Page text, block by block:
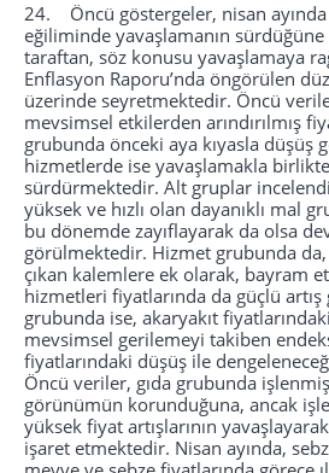
24. Öncü göstergeler, nisan
eğiliminde yavaşlamanın
taraftan, söz konusu yavaşlamaya
Enflasyon Raporu’nda öngörülen
üzerinde seyretmektedir. Öncü
mevsimsel etkilerden arındırılmış
grubunda önceki aya kıyasla düşüş
hizmetlerde ise yavaşlamakla
sürdürmektedir. Alt gruplar
yüksek ve hızlı olan dayanıklı mal
bu dönemde zayıflayarak da olsa
görülmektedir. Hizmet grubunda
çıkan kalemlere ek olarak, bayram
hizmetleri fiyatlarında da güçlü
grubunda ise, akaryakıt
mevsimsel gerilemeyi takiben
fiyatlarındaki düşüş ile
Öncü veriler, gıda grubunda
görünümün korunduğuna, ancak
yüksek fiyat artışlarının
işaret etmektedir. Nisan ayında,